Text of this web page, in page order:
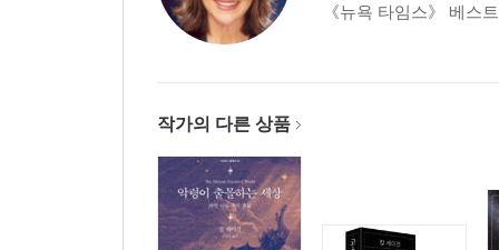
《뉴욕 타임스》 베스
작가의 다른 상품